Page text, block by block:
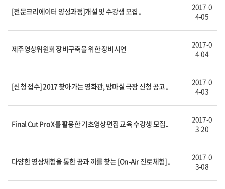
[전문크리에이터 양성과정]개설 및 수강생 모집..
2017-0
4-05
제주영상위원회 장비구축을 위한 장비시연
2017-0
4-04
[신청 접수] 2017 찾아가는 영화관, 밤마실 극장 신청 공고..
2017-0
4-03
Final Cut Pro X를 활용한 기초영상편집 교육 수강생 모집..
2017-0
3-20
다양한 영상체험을 통한 꿈과 끼를 찾는 [On-Air 진로체험]..
2017-0
3-08